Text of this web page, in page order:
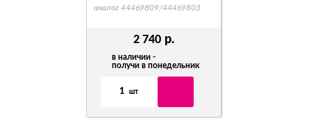
2 740 р.
в наличии -
получи в понедельник
1 шт
аналог 44469809/44469803